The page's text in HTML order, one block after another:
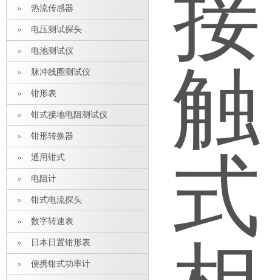
热流传感器
电压测试探头
电池测试仪
脉冲线圈测试仪
钳形表
钳式接地电阻测试仪
钳形转换器
通用钳式
电阻计
钳式电流探头
数字转速表
日本日置钳形表
便携钳式功率计